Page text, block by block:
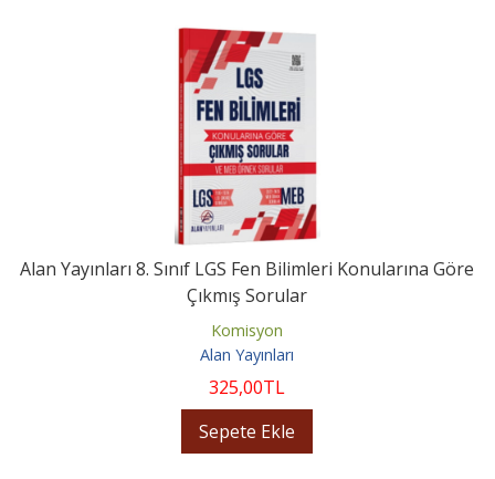
Alan Yayınları 8. Sınıf LGS Fen Bilimleri Konularına Göre
Çıkmış Sorular
Komisyon
Alan Yayınları
325,00TL
Sepete Ekle